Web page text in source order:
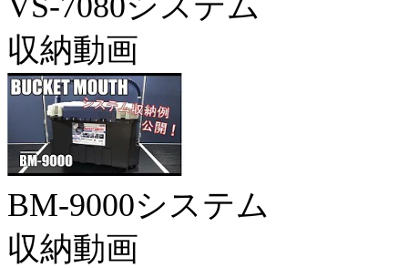
収納動画
BM-9000システム
収納動画